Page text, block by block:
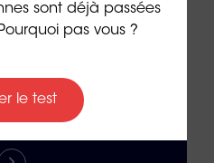
sont déjà passées
pas vous ?
le test